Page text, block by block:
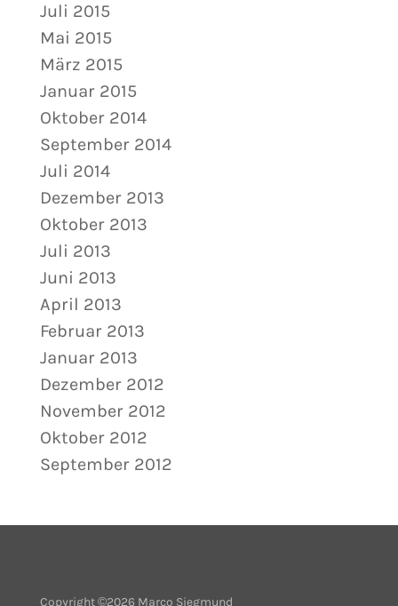
Juli 2015
Mai 2015
März 2015
Januar 2015
Oktober 2014
September 2014
Juli 2014
Dezember 2013
Oktober 2013
Juli 2013
Juni 2013
April 2013
Februar 2013
Januar 2013
Dezember 2012
November 2012
Oktober 2012
September 2012
Copyright ©2026 Marco Siegmund